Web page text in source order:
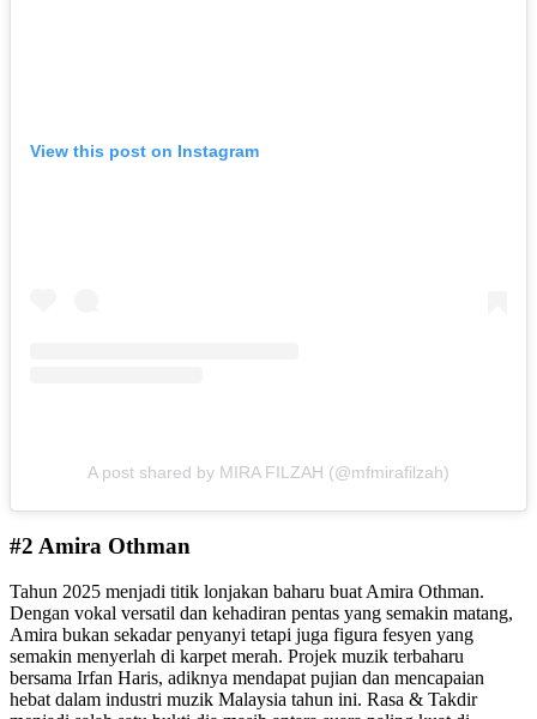
View this post on Instagram
A post shared by MIRA FILZAH (@mfmirafilzah)
#2 Amira Othman
Tahun 2025 menjadi titik lonjakan baharu buat Amira Othman.
Dengan vokal versatil dan kehadiran pentas yang semakin matang,
Amira bukan sekadar penyanyi tetapi juga figura fesyen yang
semakin menyerlah di karpet merah. Projek muzik terbaharu
bersama Irfan Haris, adiknya mendapat pujian dan mencapaian
hebat dalam industri muzik Malaysia tahun ini. Rasa & Takdir